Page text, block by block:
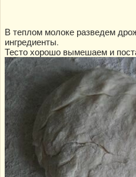
В теплом молоке разведем
ингредиенты.
Тесто хорошо вымешаем и